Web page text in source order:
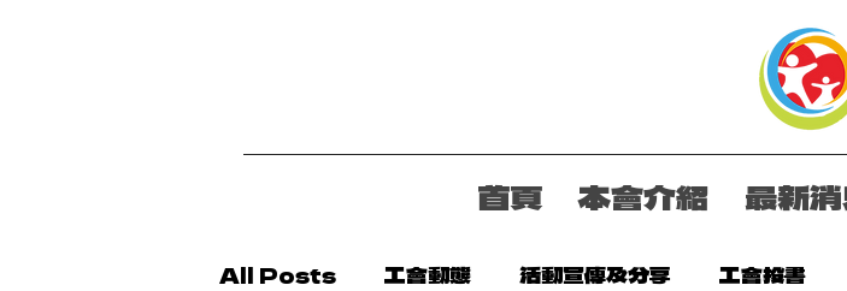
首頁 本會介紹 最新
All Posts 工會動態 活動宣傳及分享 工會投書